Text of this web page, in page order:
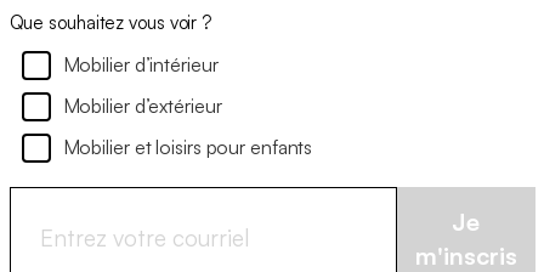
Que souhaitez vous voir ?
Mobilier d’intérieur
Mobilier d’extérieur
Mobilier et loisirs pour enfants
Je
m'inscris